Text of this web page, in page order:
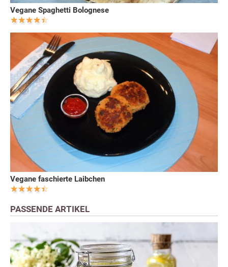
Vegane Spaghetti Bolognese
Vegane faschierte Laibchen
PASSENDE ARTIKEL